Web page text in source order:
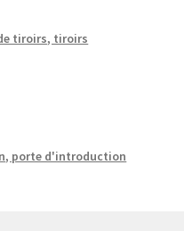
tiroirs, tiroirs
porte d'introduction